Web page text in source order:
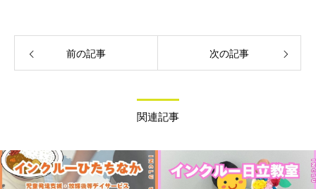
前の記事 次の記事
関連記事